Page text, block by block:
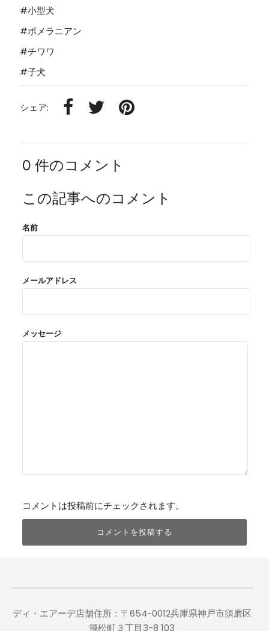
#小型犬
#ポメラニアン
#チワワ
#子犬
シェア:
0 件のコメント
この記事へのコメント
名前
メールアドレス
メッセージ
コメントは投稿前にチェックされます。
ディ・エアーデ店舗住所：〒654-0012兵庫県神戸市須磨区
飛松町３丁目3-8 103